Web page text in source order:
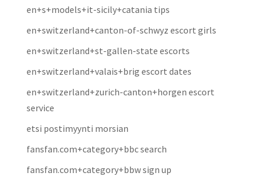
en+s+models+it-sicily+catania tips
en+switzerland+canton-of-schwyz escort girls
en+switzerland+st-gallen-state escorts
en+switzerland+valais+brig escort dates
en+switzerland+zurich-canton+horgen escort
service
etsi postimyynti morsian
fansfan.com+category+bbc search
fansfan.com+category+bbw sign up